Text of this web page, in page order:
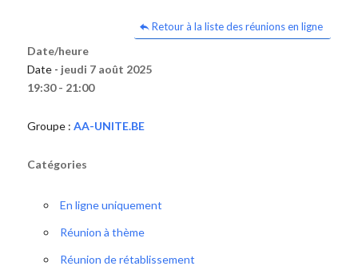
Retour à la liste des réunions en ligne
Date/heure
Date - jeudi 7 août 2025
19:30 - 21:00
Groupe : AA-UNITE.BE
Catégories
En ligne uniquement
Réunion à thème
Réunion de rétablissement